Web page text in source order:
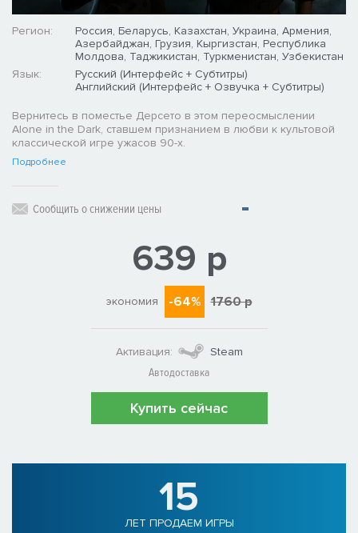
Регион:
Россия, Беларусь, Казахстан, Украина, Армения,
Азербайджан, Грузия, Кыргизстан, Республика
Молдова, Таджикистан, Туркменистан, Узбекистан
Язык:
Русский (Интерфейс + Субтитры)
Английский (Интерфейс + Озвучка + Субтитры)
Вернитесь в поместье Дерсето в этом переосмыслении
Alone in the Dark, ставшем признанием в любви к культовой
классической игре ужасов 90-х.
Подробнее
Сообщить о снижении цены
639 р
экономия -64% 1760 р
Активация:
Steam
Автодоставка
Купить сейчас
15
ЛЕТ ПРОДАЕМ ИГРЫ